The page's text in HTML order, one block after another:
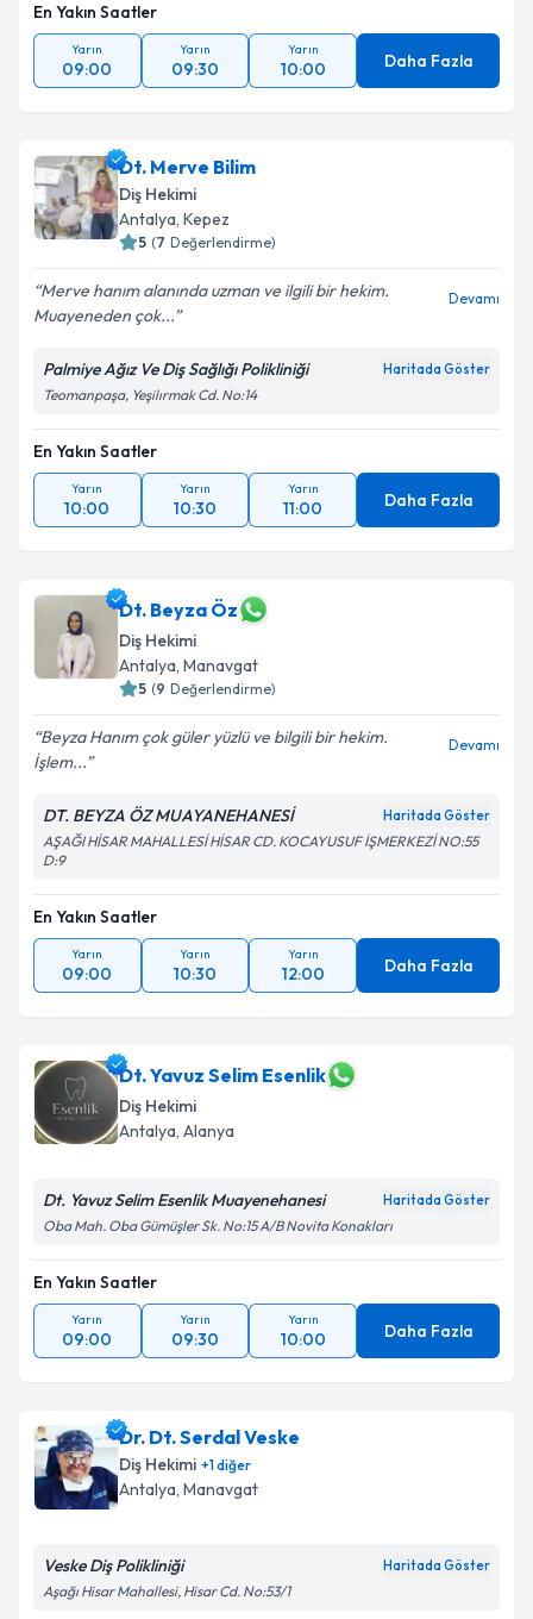
En Yakın Saatler
Yarın
09:00
Yarın
09:30
Yarın
10:00 Daha Fazla
Dt. Merve Bilim
Diş Hekimi
Antalya, Kepez
5 (7 Değerlendirme)
Merve hanım alanında uzman ve ilgili bir hekim.
Muayeneden çok...
Devamı
Palmiye Ağız Ve Diş Sağlığı Polikliniği Haritada Göster
Teomanpaşa, Yeşilırmak Cd. No:14
En Yakın Saatler
Yarın
10:00
Yarın
10:30
Yarın
11:00 Daha Fazla
Dt. Beyza Öz
Diş Hekimi
Antalya, Manavgat
5 (9 Değerlendirme)
Beyza Hanım çok güler yüzlü ve bilgili bir hekim.
İşlem...
Devamı
DT. BEYZA ÖZ MUAYANEHANESİ Haritada Göster
AŞAĞI HİSAR MAHALLESİ HİSAR CD. KOCAYUSUF İŞMERKEZİ NO:55
D:9
En Yakın Saatler
Yarın
09:00
Yarın
10:30
Yarın
12:00 Daha Fazla
Dt. Yavuz Selim Esenlik
Diş Hekimi
Antalya, Alanya
Dt. Yavuz Selim Esenlik Muayenehanesi Haritada Göster
Oba Mah. Oba Gümüşler Sk. No:15 A/B Novita Konakları
En Yakın Saatler
Yarın
09:00
Yarın
09:30
Yarın
10:00 Daha Fazla
Dr. Dt. Serdal Veske
Diş Hekimi +1diğer
Antalya, Manavgat
Veske Diş Polikliniği Haritada Göster
Aşağı Hisar Mahallesi, Hisar Cd. No:53/1